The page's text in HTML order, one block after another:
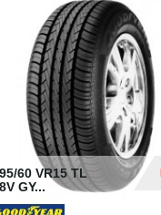
60 VR15 TL
GY...